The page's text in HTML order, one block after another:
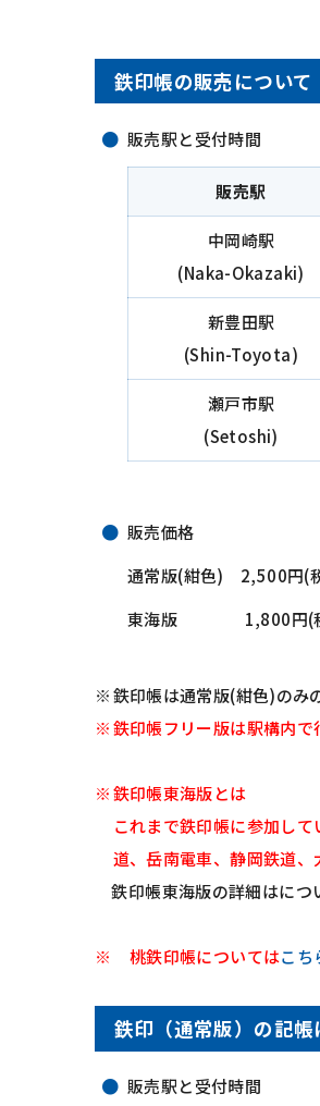
鉄印帳の販売について
販売駅と受付時間
販売駅
中岡崎駅
(Naka-Okazaki)
新豊田駅
(Shin-Toyota)
瀬戸市駅
(Setoshi)
販売価格
通常版(紺色) 2,500円(
東海版 1,800円(
鉄印帳は通常版(紺色)のみ
鉄印帳フリー版は駅構内で
鉄印帳東海版とは
これまで鉄印帳に参加し
道、岳南電車、静岡鉄道
鉄印帳東海版の詳細はにつ
桃鉄印帳についてはこち
鉄印（通常版）の記帳
販売駅と受付時間